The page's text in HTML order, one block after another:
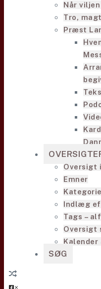
Når
Tro,
Præst
Oversigt
Emner
Indlæg
Tags –
Oversigt
Kalender
SØG